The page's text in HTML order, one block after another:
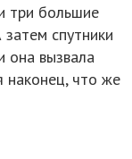
три большие
спутники
она вызвала
наконец, что же